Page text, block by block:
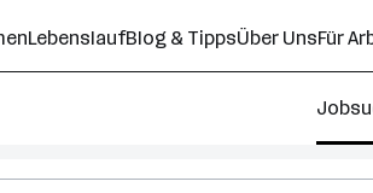
LebenslaufBlog & TippsÜber UnsFür